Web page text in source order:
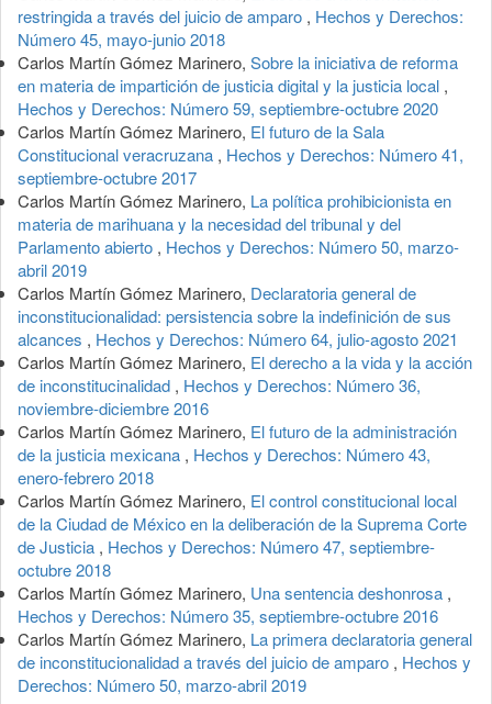
artículo
restringida a través del juicio de amparo , Hechos y Derechos:
Número 45, mayo-junio 2018
Carlos Martín Gómez Marinero, Sobre la iniciativa de reforma
en materia de impartición de justicia digital y la justicia local ,
Hechos y Derechos: Número 59, septiembre-octubre 2020
Carlos Martín Gómez Marinero, El futuro de la Sala
Constitucional veracruzana , Hechos y Derechos: Número 41,
septiembre-octubre 2017
Carlos Martín Gómez Marinero, La política prohibicionista en
materia de marihuana y la necesidad del tribunal y del
Parlamento abierto , Hechos y Derechos: Número 50, marzo-
abril 2019
Carlos Martín Gómez Marinero, Declaratoria general de
inconstitucionalidad: persistencia sobre la indefinición de sus
alcances , Hechos y Derechos: Número 64, julio-agosto 2021
Carlos Martín Gómez Marinero, El derecho a la vida y la acción
de inconstitucinalidad , Hechos y Derechos: Número 36,
noviembre-diciembre 2016
Carlos Martín Gómez Marinero, El futuro de la administración
de la justicia mexicana , Hechos y Derechos: Número 43,
enero-febrero 2018
Carlos Martín Gómez Marinero, El control constitucional local
de la Ciudad de México en la deliberación de la Suprema Corte
de Justicia , Hechos y Derechos: Número 47, septiembre-
octubre 2018
Carlos Martín Gómez Marinero, Una sentencia deshonrosa ,
Hechos y Derechos: Número 35, septiembre-octubre 2016
Carlos Martín Gómez Marinero, La primera declaratoria general
de inconstitucionalidad a través del juicio de amparo , Hechos y
Derechos: Número 50, marzo-abril 2019